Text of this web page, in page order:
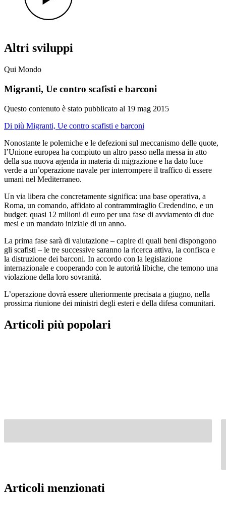
Altri sviluppi
Qui Mondo
Migranti, Ue contro scafisti e barconi
Questo contenuto è stato pubblicato al 19 mag 2015
Di più Migranti, Ue contro scafisti e barconi
Nonostante le polemiche e le defezioni sul meccanismo delle quote,
l’Unione europea ha compiuto un altro passo nella messa in atto
della sua nuova agenda in materia di migrazione e ha dato luce
verde a un’operazione navale per interrompere il traffico di essere
umani nel Mediterraneo.
Un via libera che concretamente significa: una base operativa, a
Roma, un comando, affidato al contrammiraglio Credendino, e un
budget: quasi 12 milioni di euro per una fase di avviamento di due
mesi e un mandato iniziale di un anno.
La prima fase sarà di valutazione – capire di quali beni dispongono
gli scafisti – le tre successive saranno la ricerca attiva, la confisca e
la distruzione dei barconi. In accordo con la legislazione
internazionale e cooperando con le autorità libiche, che temono una
violazione della loro sovranità.
L’operazione dovrà essere ulteriormente precisata a giugno, nella
prossima riunione dei ministri degli esteri e della difesa comunitari.
Articoli più popolari
Articoli menzionati